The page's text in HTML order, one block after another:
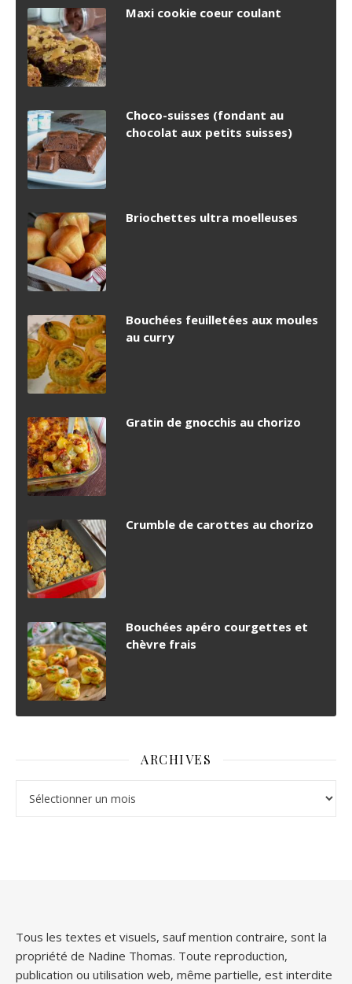
Maxi cookie coeur coulant
Choco-suisses (fondant au
chocolat aux petits suisses)
Briochettes ultra moelleuses
Bouchées feuilletées aux moules
au curry
Gratin de gnocchis au chorizo
Crumble de carottes au chorizo
Bouchées apéro courgettes et
chèvre frais
ARCHIVES
Tous les textes et visuels, sauf mention contraire, sont la
propriété de Nadine Thomas. Toute reproduction,
publication ou utilisation web, même partielle, est interdite